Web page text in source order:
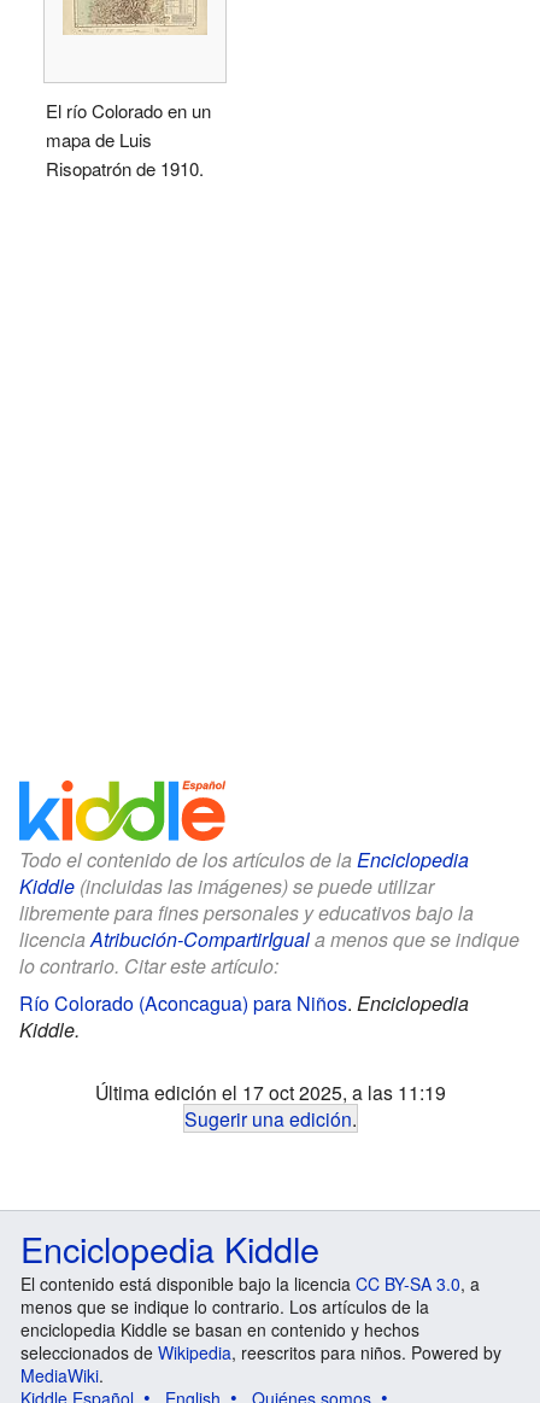
El río Colorado en un
mapa de Luis
Risopatrón de 1910.
Todo el contenido de los artículos de la Enciclopedia
Kiddle (incluidas las imágenes) se puede utilizar
libremente para fines personales y educativos bajo la
licencia Atribución-CompartirIguala menos que se indique
lo contrario. Citar este artículo:
Río Colorado (Aconcagua) para Niños. Enciclopedia
Kiddle.
Última edición el 17 oct 2025, a las 11:19
Sugerir una edición.
Enciclopedia Kiddle
El contenido está disponible bajo la licencia CC BY-SA 3.0, a
menos que se indique lo contrario. Los artículos de la
enciclopedia Kiddle se basan en contenido y hechos
seleccionados de Wikipedia, reescritos para niños. Powered by
MediaWiki.
Kiddle Español
English Quiénes somos